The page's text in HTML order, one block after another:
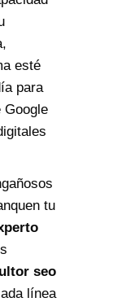
esté
para
Google
tu
seo
línea